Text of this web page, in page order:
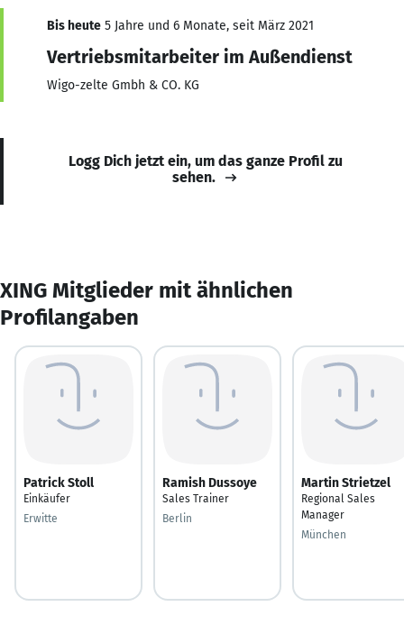
Bis heute 5 Jahre und 6 Monate, seit März 2021
Vertriebsmitarbeiter im Außendienst
Wigo-zelte Gmbh & CO. KG
Logg Dich jetzt ein, um das ganze Profil zu
sehen.
XING Mitglieder mit ähnlichen
Profilangaben
Patrick Stoll
Einkäufer
Erwitte
Ramish Dussoye
Sales Trainer
Berlin
Martin Strietzel
Regional Sales
Manager
München